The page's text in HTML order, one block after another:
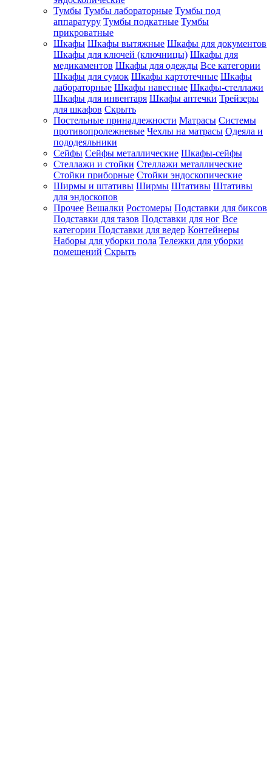
Тумбы Тумбы лабораторные Тумбы под
аппаратуру Тумбы подкатные Тумбы
прикроватные
Шкафы Шкафы вытяжные Шкафы для документов
Шкафы для ключей (ключницы) Шкафы для
медикаментов Шкафы для одежды Все категории
Шкафы для сумок Шкафы картотечные Шкафы
лабораторные Шкафы навесные Шкафы-стеллажи
Шкафы для инвентаря Шкафы аптечки Трейзеры
для шкафов Скрыть
Постельные принадлежности Матрасы Системы
противопролежневые Чехлы на матрасы Одеяла и
пододеяльники
Сейфы Сейфы металлические Шкафы-сейфы
Стеллажи и стойки Стеллажи металлические
Стойки приборные Стойки эндоскопические
Ширмы и штативы Ширмы Штативы Штативы
для эндоскопов
Прочее Вешалки Ростомеры Подставки для биксов
Подставки для тазов Подставки для ног Все
категории Подставки для ведер Контейнеры
Наборы для уборки пола Тележки для уборки
помещений Скрыть